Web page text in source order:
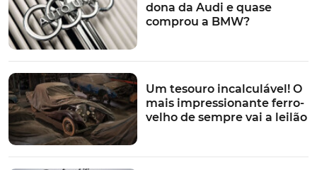
dona da Audi e quase
comprou a BMW?
Um tesouro incalculável! O
mais impressionante ferro-
velho de sempre vai a leilão